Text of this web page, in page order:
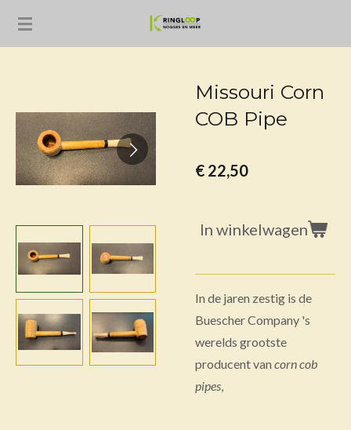
Ga
Missouri Corn
COB Pipe
€ 22,50
In winkelwagen
In de jaren zestig is de
Buescher Company 's
werelds grootste
producent van corn cob
pipes,